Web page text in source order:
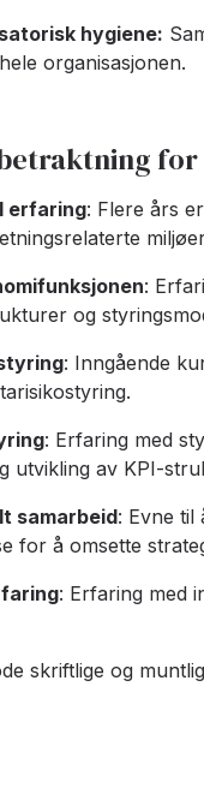
hygiene:
organisasjonen.
erfaring: Flere års
miljøer
:
og
: Inngående
.
: Erfaring med
utvikling av KPI-
samarbeid: Evne til
for å omsette
: Erfaring med
skriftlige og